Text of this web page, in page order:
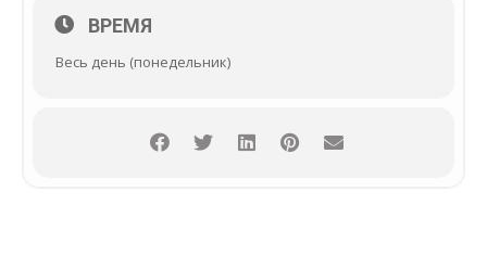
ВРЕМЯ
Весь день (понедельник)